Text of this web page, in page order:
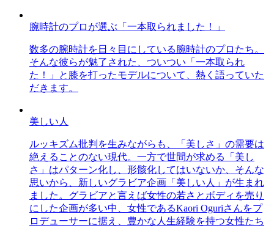
腕時計のプロが選ぶ「一本取られました！」
数多の腕時計を日々目にしている腕時計のプロたち。
そんな彼らが魅了された、ついつい「一本取られ
た！」と膝を打ったモデルについて、熱く語っていた
だきます。
美しい人
ルッキズム批判を生みながらも、「美しさ」の需要は
絶えることのない現代。一方で世間が求める「美し
さ」はパターン化し、形骸化してはいないか、そんな
思いから、新しいグラビア企画「美しい人」が生まれ
ました。グラビアと言えば女性の若さとボディを売り
にした企画が多い中、女性であるKaori Oguriさんをプ
ロデューサーに据え、豊かな人生経験を持つ女性たち